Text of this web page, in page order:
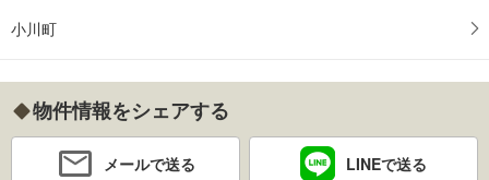
小川町
物件情報をシェアする
メールで送る LINEで送る